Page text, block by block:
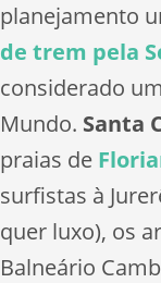
planejamento
de trem pela
considerado
Mundo. Santa
praias de
surfistas à
quer luxo), os
Balneário